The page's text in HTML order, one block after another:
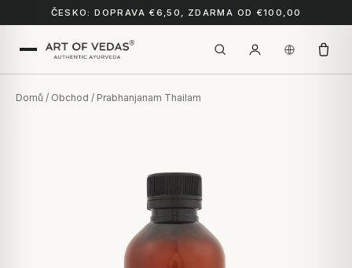
ČESKO: DOPRAVA €6,50, ZDARMA OD €100,00
Domů / Obchod / Prabhanjanam Thailam